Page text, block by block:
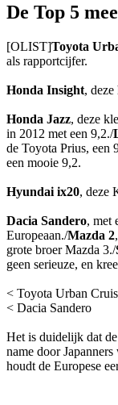
De Top 5
[OLIST]Toyota
als rapportcijfer.
Honda Insight,
Honda Jazz, deze
in 2012 met een 9,2./
de Toyota Prius, een
een mooie 9,2.
Hyundai ix20, deze
Dacia Sandero, met
Europeaan./Mazda 2
grote broer Mazda 3./
geen serieuze, en
< Toyota Urban
< Dacia Sandero
Het is duidelijk dat de
name door
houdt de Europese